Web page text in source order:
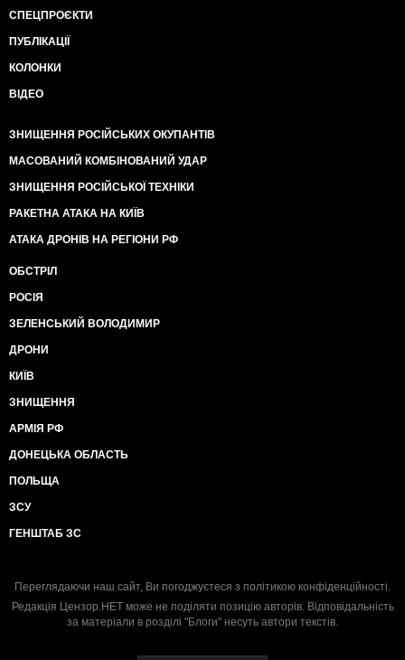
СПЕЦПРОЄКТИ
ПУБЛІКАЦІЇ
КОЛОНКИ
ВІДЕО
ЗНИЩЕННЯ РОСІЙСЬКИХ ОКУПАНТІВ
МАСОВАНИЙ КОМБІНОВАНИЙ УДАР
ЗНИЩЕННЯ РОСІЙСЬКОЇ ТЕХНІКИ
РАКЕТНА АТАКА НА КИЇВ
АТАКА ДРОНІВ НА РЕГІОНИ РФ
ОБСТРІЛ
РОСІЯ
ЗЕЛЕНСЬКИЙ ВОЛОДИМИР
ДРОНИ
КИЇВ
ЗНИЩЕННЯ
АРМІЯ РФ
ДОНЕЦЬКА ОБЛАСТЬ
ПОЛЬЩА
ЗСУ
ГЕНШТАБ ЗС
Переглядаючи наш сайт, Ви погоджуєтеся з політикою конфіденційності.
Редакція Цензор.НЕТ може не поділяти позицію авторів. Відповідальність
за матеріали в розділі "Блоги" несуть автори текстів.